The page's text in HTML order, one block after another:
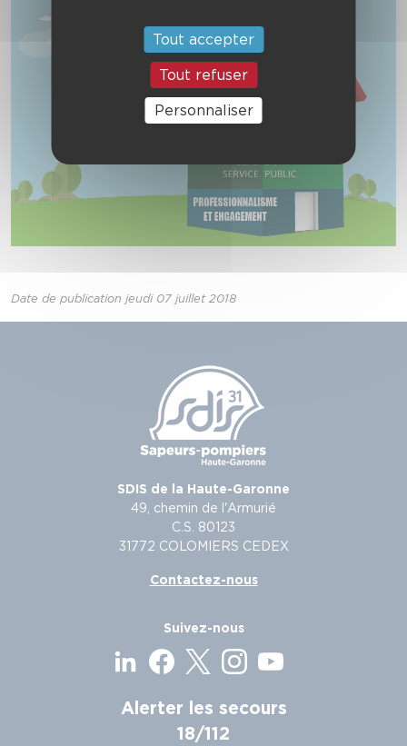
Date de publication jeudi 07 juillet 2018
SDIS de la Haute-Garonne
49, chemin de l'Armurié
C.S. 80123
31772 COLOMIERS CEDEX
Contactez-nous
Suivez-nous
Alerter les secours
18/112
Tout accepter
Tout refuser
Personnaliser